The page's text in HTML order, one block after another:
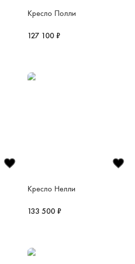
Кресло Полли
127 100 ₽
Кресло Нелли
133 500 ₽